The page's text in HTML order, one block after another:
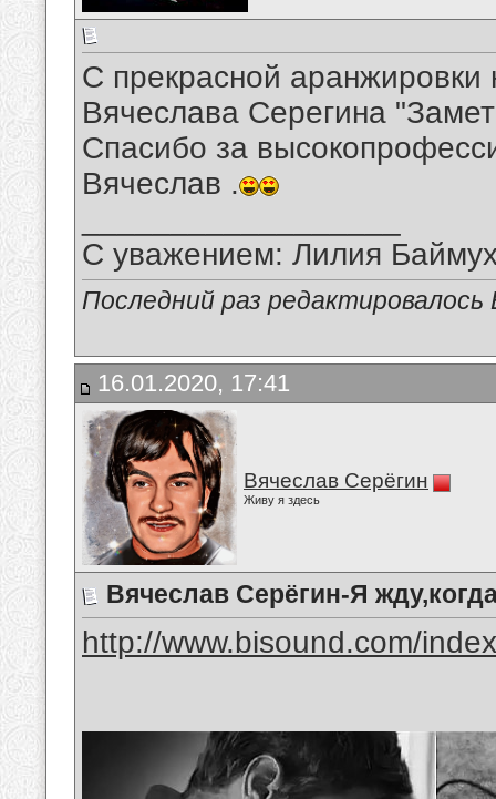
С прекрасной аранжировки
Вячеслава Серегина
Спасибо за
Вячеслав .
С уважением: Лилия
Последний раз
16.01.2020, 17:41
Вячеслав Серёгин
Живу я здесь
Вячеслав Серёгин-Я
http://www.bisound.com/